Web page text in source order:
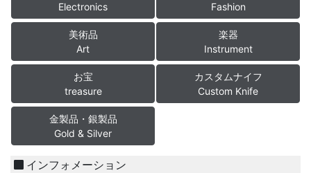
Electronics
Fashion
美術品
Art
楽器
Instrument
お宝
treasure
カスタムナイフ
Custom Knife
金製品・銀製品
Gold & Silver
インフォメーション